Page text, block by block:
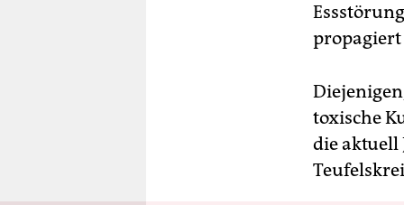
propagiert
toxische
die aktuell